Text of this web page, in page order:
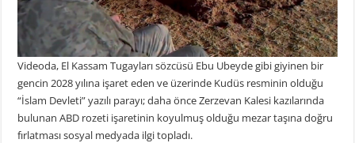
Videoda, El Kassam Tugayları sözcüsü Ebu Ubeyde gibi giyinen bir
gencin 2028 yılına işaret eden ve üzerinde Kudüs resminin olduğu
“İslam Devleti” yazılı parayı; daha önce Zerzevan Kalesi kazılarında
bulunan ABD rozeti işaretinin koyulmuş olduğu mezar taşına doğru
fırlatması sosyal medyada ilgi topladı.